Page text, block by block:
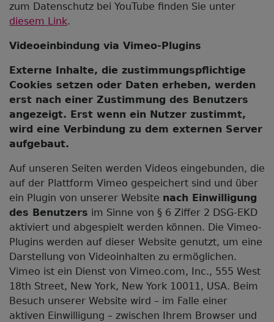
zum Datenschutz bei YouTube finden Sie unter
diesem Link.
Videoeinbindung via Vimeo-Plugins
Externe Inhalte, die zustimmungspflichtige
Cookies setzen oder Daten erheben, werden
erst nach einer Zustimmung des Benutzers
angezeigt. Erst wenn ein Nutzer zustimmt,
wird eine Verbindung zu dem externen Server
aufgebaut.
Auf unseren Seiten werden Videos eingebunden, die
auf der Plattform Vimeo gespeichert sind und über
ein Plugin von unserer Website nach Einwilligung
des Benutzers im Sinne von § 6 Ziffer 2 DSG-EKD
aktiviert und abgespielt werden können. Die Vimeo-
Plugins werden auf dieser Website genutzt, um eine
Darstellung von Videoinhalten zu ermöglichen.
Vimeo ist ein Dienst von Vimeo.com, Inc., 555 West
18th Street, New York, New York 10011, USA. Beim
Besuch unserer Website wird – im Falle einer
aktiven Einwilligung – zwischen Ihrem Browser und